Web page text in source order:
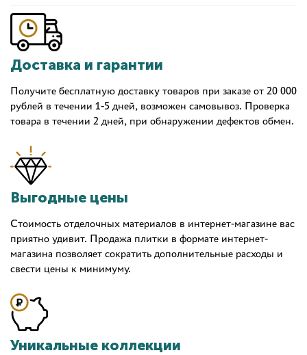
Доставка и гарантии
Получите бесплатную доставку товаров при заказе от 20 000
рублей в течении 1-5 дней, возможен самовывоз. Проверка
товара в течении 2 дней, при обнаружении дефектов обмен.
Выгодные цены
Стоимость отделочных материалов в интернет-магазине вас
приятно удивит. Продажа плитки в формате интернет-
магазина позволяет сократить дополнительные расходы и
свести цены к минимуму.
Уникальные коллекции